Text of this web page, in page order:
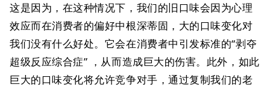
这是因为，在这种情况下，我们的旧口味会因为心理
效应而在消费者的偏好中根深蒂固，大的口味变化对
我们没有什么好处。它会在消费者中引发标准的“剥夺
超级反应综合症” ，从而造成巨大的伤害。此外，如此
巨大的口味变化将允许竞争对手，通过复制我们的老